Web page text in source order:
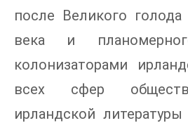
после Великого
века и
колонизаторами
всех сфер
ирландской